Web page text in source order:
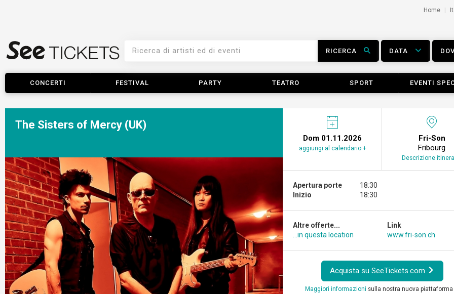
Home
RICERCA DATA
CONCERTI FESTIVAL PARTY TEATRO SPORT EVENTI
The Sisters of Mercy (UK)
Dom 01.11.2026
aggiungi al calendario +
Fri-Son
Fribourg
Descrizione
Apertura porte
Inizio
18:30
18:30
Altre offerte...
...in questa location
Link
www.fri-son.ch
Acquista su SeeTickets.com
Maggiori informazioni sulla nostra nuova piattaforma